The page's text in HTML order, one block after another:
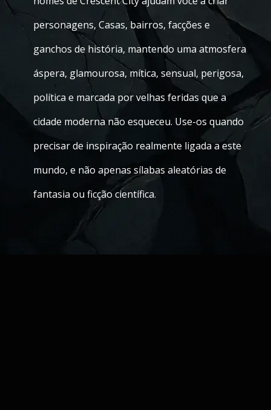
personagens, Casas, bairros, facções e
ganchos de história, mantendo uma atmosfera
áspera, glamourosa, mítica, sensual, perigosa,
política e marcada por velhas feridas que a
cidade moderna não esqueceu. Use-os quando
precisar de inspiração realmente ligada a este
mundo, e não apenas sílabas aleatórias de
fantasia ou ficção científica.